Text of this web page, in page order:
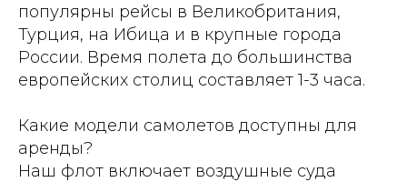
популярны рейсы в Великобритания,
Турция, на Ибица и в крупные города
России. Время полета до большинства
европейских столиц составляет 1-3 часа.
Какие модели самолетов доступны для
аренды?
Наш флот включает воздушные суда